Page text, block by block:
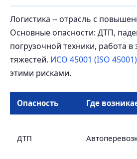
Логистика -- отрасль с
Основные опасности: ДТП,
погрузочной техники, работа
тяжестей. ИСО 45001 (ISO 45001)
этими рисками.
Опасность Где
ДТП